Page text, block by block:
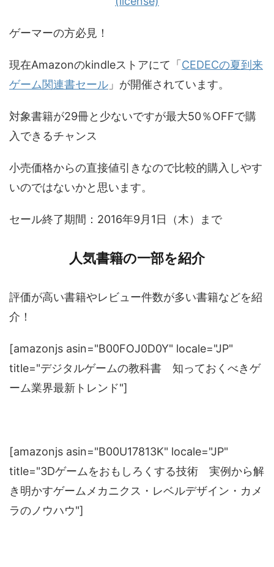
ゲーマーの方必見！
現在Amazonのkindleストアにて「 CEDECの夏到来
ゲーム関連書セール 」が開催されています。
対象書籍が29冊と少ないですが最大50％OFFで購
入できるチャンス
小売価格からの直接値引きなので比較的購入しやす
いのではないかと思います。
セール終了期間：2016年9月1日（木）まで
人気書籍の一部を紹介
評価が高い書籍やレビュー件数が多い書籍などを紹
介！
[amazonjs asin="B00FOJ0D0Y" locale="JP"
title="デジタルゲームの教科書 知っておくべきゲ
ーム業界最新トレンド"]
[amazonjs asin="B00U17813K" locale="JP"
title="3Dゲームをおもしろくする技術 実例から解
き明かすゲームメカニクス・レベルデザイン・カメ
ラのノウハウ"]